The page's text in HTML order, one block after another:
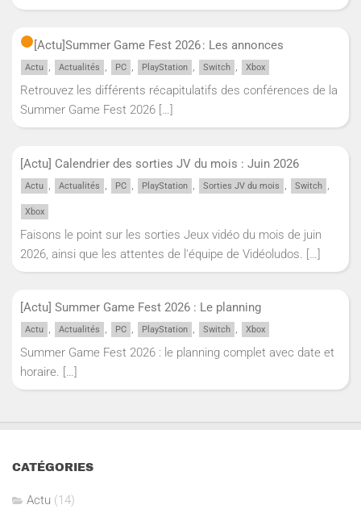
[Actu]Summer Game Fest 2026 : Les annonces
Actu , Actualités , PC , PlayStation , Switch , Xbox
Retrouvez les différents récapitulatifs des conférences de la
Summer Game Fest 2026 […]
[Actu] Calendrier des sorties JV du mois : Juin 2026
Actu , Actualités , PC , PlayStation , Sorties JV du mois , Switch ,
Xbox
Faisons le point sur les sorties Jeux vidéo du mois de juin
2026, ainsi que les attentes de l'équipe de Vidéoludos. […]
[Actu] Summer Game Fest 2026 : Le planning
Actu , Actualités , PC , PlayStation , Switch , Xbox
Summer Game Fest 2026 : le planning complet avec date et
horaire. […]
CATÉGORIES
Actu (14)